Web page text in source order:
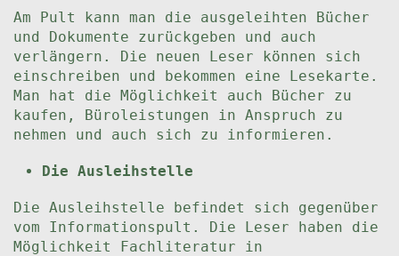
Am Pult kann man die ausgeleihten Bücher
und Dokumente zurückgeben und auch
verlängern. Die neuen Leser können sich
einschreiben und bekommen eine Lesekarte.
Man hat die Möglichkeit auch Bücher zu
kaufen, Büroleistungen in Anspruch zu
nehmen und auch sich zu informieren.
Die Ausleihstelle
Die Ausleihstelle befindet sich gegenüber
vom Informationspult. Die Leser haben die
Möglichkeit Fachliteratur in